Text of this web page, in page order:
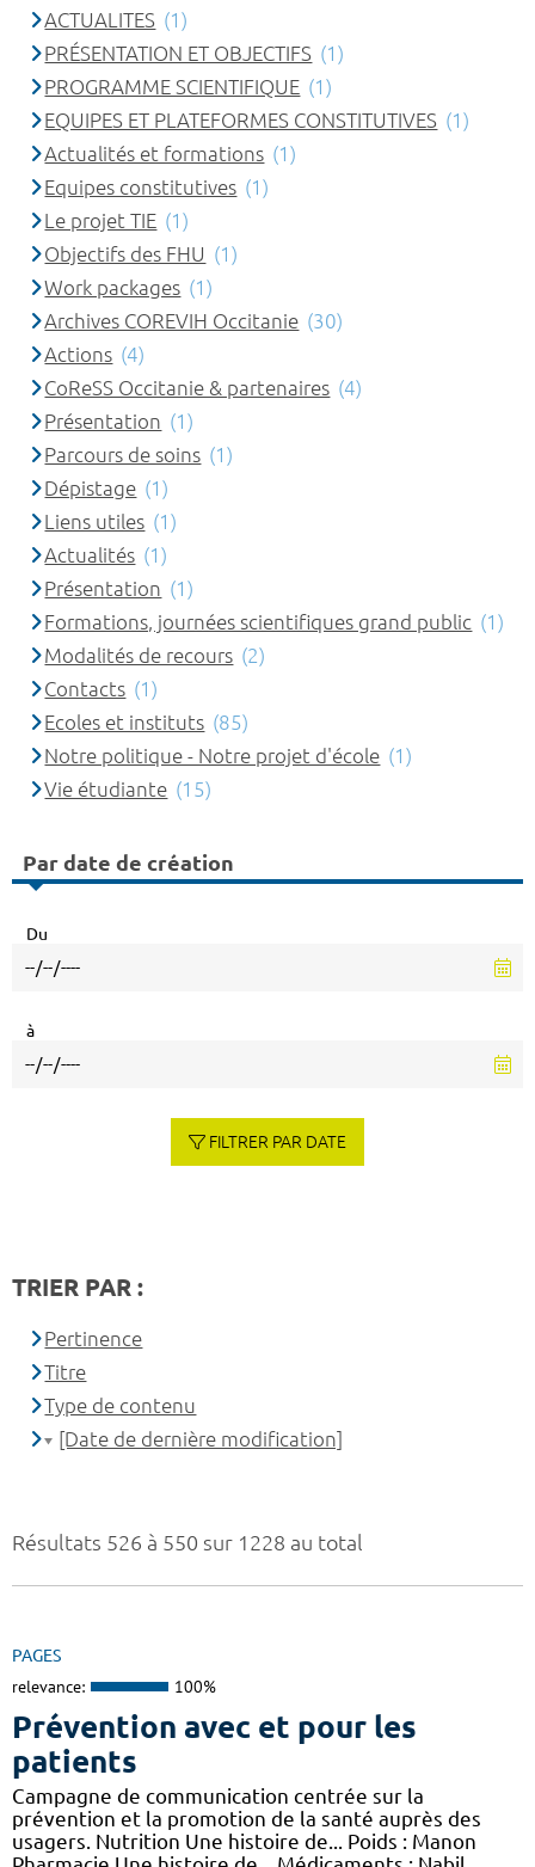
Résultats 526 à 550 sur 1228 au total
PAGES
relevance: 100%
Prévention avec et pour les
patients
Campagne de communication centrée sur la
prévention et la promotion de la santé auprès des
usagers. Nutrition Une histoire de... Poids : Manon
ACTUALITES (1)
PRÉSENTATION ET OBJECTIFS (1)
PROGRAMME SCIENTIFIQUE (1)
EQUIPES ET PLATEFORMES CONSTITUTIVES (1)
Actualités et formations (1)
Equipes constitutives (1)
Le projet TIE (1)
Objectifs des FHU (1)
Work packages (1)
Archives COREVIH Occitanie (30)
Actions (4)
CoReSS Occitanie & partenaires (4)
Présentation (1)
Parcours de soins (1)
Dépistage (1)
Liens utiles (1)
Actualités (1)
Présentation (1)
Formations, journées scientifiques grand public (1)
Modalités de recours (2)
Contacts (1)
Ecoles et instituts (85)
Notre politique - Notre projet d'école (1)
Vie étudiante (15)
Par date de création
Du
à
FILTRER PAR DATE
TRIER PAR :
Pertinence
Titre
Type de contenu
[Date de dernière modification]